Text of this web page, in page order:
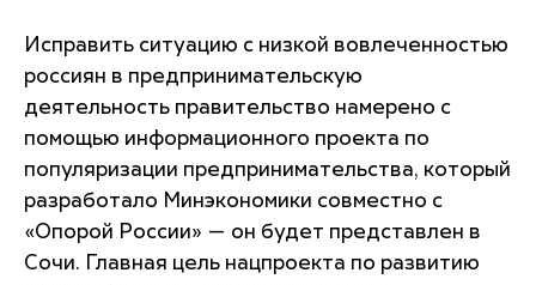
Исправить ситуацию с низкой вовлеченностью
россиян в предпринимательскую
деятельность правительство намерено с
помощью информационного проекта по
популяризации предпринимательства, который
разработало Минэкономики совместно с
«Опорой России» — он будет представлен в
Сочи. Главная цель нацпроекта по развитию